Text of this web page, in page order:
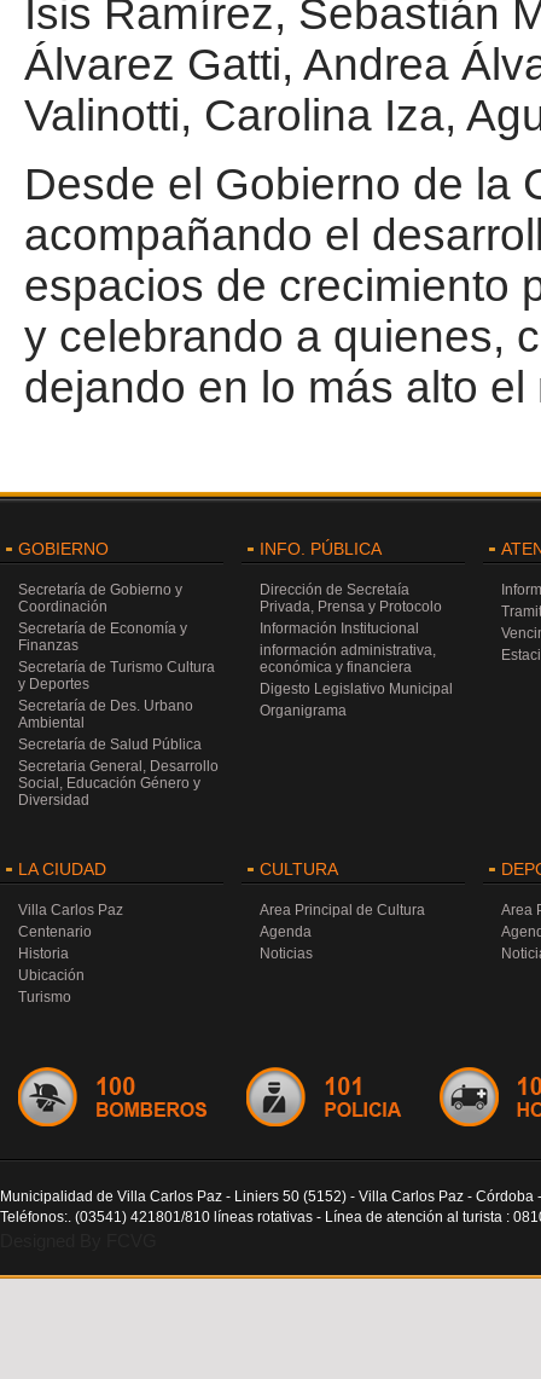
Isis Ramírez, Sebastián
Álvarez Gatti, Andrea
Valinotti, Carolina Iza,
Desde el Gobierno de la
acompañando el
espacios de crecimiento
y celebrando a quienes,
dejando en lo más alto
GOBIERNO
Secretaría de Gobierno y
Coordinación
Secretaría de Economía y
Finanzas
Secretaría de Turismo Cultura
y Deportes
Secretaría de Des. Urbano
Ambiental
Secretaría de Salud Pública
Secretaria General, Desarrollo
Social, Educación Género y
Diversidad
INFO. PÚBLICA
Dirección de Secretaía
Privada, Prensa y Protocolo
Información Institucional
información administrativa,
económica y financiera
Digesto Legislativo Municipal
Organigrama
LA CIUDAD
Villa Carlos Paz
Centenario
Historia
Ubicación
Turismo
CULTURA
Area Principal de Cultura
Agenda
Noticias
Area
Municipalidad de Villa Carlos Paz - Liniers 50 (5152) - Villa Carlos Paz - Córdoba
Teléfonos:. (03541) 421801/810 líneas rotativas - Línea de atención al turista :